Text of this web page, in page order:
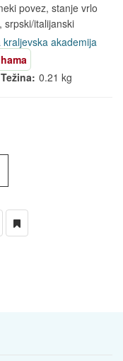
povez, stanje vrlo
srpski/italijanski
kraljevska akademija
Težina: 0.21 kg